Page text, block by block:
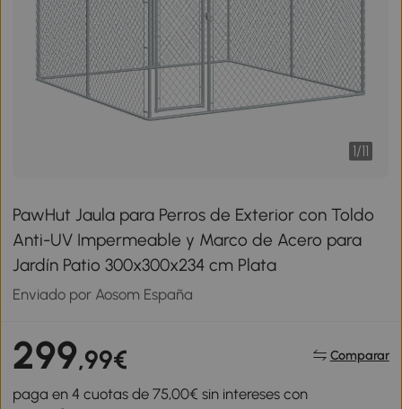
1/11
PawHut Jaula para Perros de Exterior con Toldo
Anti-UV Impermeable y Marco de Acero para
Jardín Patio 300x300x234 cm Plata
Enviado por Aosom España
299,99€ Comparar
paga en 4 cuotas de 75,00€ sin intereses con